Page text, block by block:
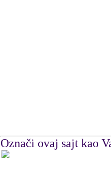
Označi ovaj sajt kao